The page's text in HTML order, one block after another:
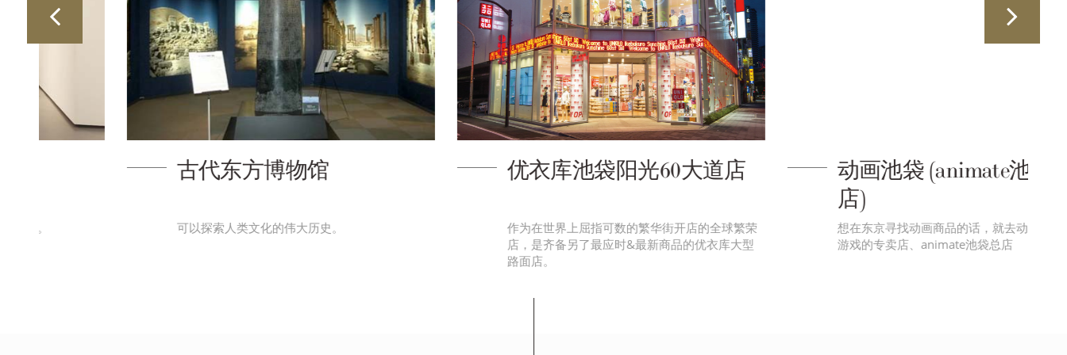
古代东方博物馆
可以探索人类文化的伟大历史。
优衣库池袋阳光60大道店
作为在世界上屈指可数的繁华街开店的全球繁荣
店，是齐备另了最应时&最新商品的优衣库大型
动画池袋 (animate池袋总
想在东京寻找动画商品的话，就去动画、漫画、
游戏的专卖店、animate池袋总店